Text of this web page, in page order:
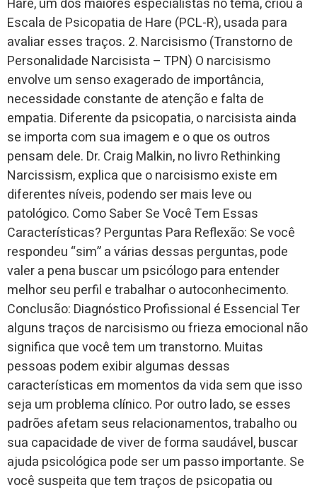
Hare, um dos maiores especialistas no tema, criou a
Escala de Psicopatia de Hare (PCL-R), usada para
avaliar esses traços. 2. Narcisismo (Transtorno de
Personalidade Narcisista – TPN) O narcisismo
envolve um senso exagerado de importância,
necessidade constante de atenção e falta de
empatia. Diferente da psicopatia, o narcisista ainda
se importa com sua imagem e o que os outros
pensam dele. Dr. Craig Malkin, no livro Rethinking
Narcissism, explica que o narcisismo existe em
diferentes níveis, podendo ser mais leve ou
patológico. Como Saber Se Você Tem Essas
Características? Perguntas Para Reflexão: Se você
respondeu “sim” a várias dessas perguntas, pode
valer a pena buscar um psicólogo para entender
melhor seu perfil e trabalhar o autoconhecimento.
Conclusão: Diagnóstico Profissional é Essencial Ter
alguns traços de narcisismo ou frieza emocional não
significa que você tem um transtorno. Muitas
pessoas podem exibir algumas dessas
características em momentos da vida sem que isso
seja um problema clínico. Por outro lado, se esses
padrões afetam seus relacionamentos, trabalho ou
sua capacidade de viver de forma saudável, buscar
ajuda psicológica pode ser um passo importante. Se
você suspeita que tem traços de psicopatia ou